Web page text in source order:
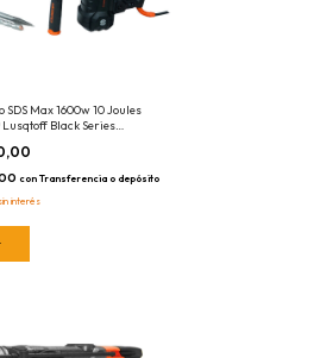
Max 1600w 10 Joules
Lusqtoff Black Series
con Transferencia o depósito
sin interés